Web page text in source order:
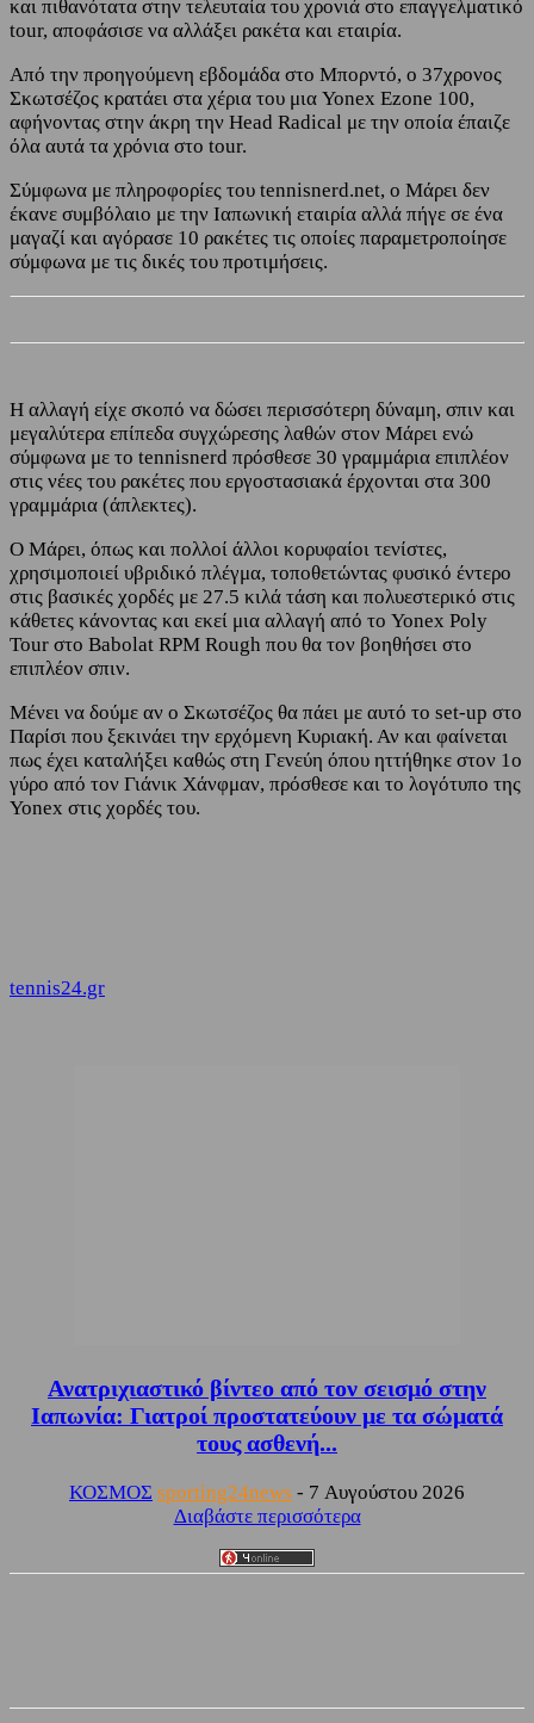
και πιθανότατα στην τελευταία του χρονιά στο επαγγελματικό
tour, αποφάσισε να αλλάξει ρακέτα και εταιρία.
Από την προηγούμενη εβδομάδα στο Μπορντό, ο 37χρονος
Σκωτσέζος κρατάει στα χέρια του μια Yonex Ezone 100,
αφήνοντας στην άκρη την Head Radical με την οποία έπαιζε
όλα αυτά τα χρόνια στο tour.
Σύμφωνα με πληροφορίες του tennisnerd.net, ο Μάρει δεν
έκανε συμβόλαιο με την Ιαπωνική εταιρία αλλά πήγε σε ένα
μαγαζί και αγόρασε 10 ρακέτες τις οποίες παραμετροποίησε
σύμφωνα με τις δικές του προτιμήσεις.
Η αλλαγή είχε σκοπό να δώσει περισσότερη δύναμη, σπιν και
μεγαλύτερα επίπεδα συγχώρεσης λαθών στον Μάρει ενώ
σύμφωνα με το tennisnerd πρόσθεσε 30 γραμμάρια επιπλέον
στις νέες του ρακέτες που εργοστασιακά έρχονται στα 300
γραμμάρια (άπλεκτες).
Ο Μάρει, όπως και πολλοί άλλοι κορυφαίοι τενίστες,
χρησιμοποιεί υβριδικό πλέγμα, τοποθετώντας φυσικό έντερο
στις βασικές χορδές με 27.5 κιλά τάση και πολυεστερικό στις
κάθετες κάνοντας και εκεί μια αλλαγή από το Yonex Poly
Tour στο Babolat RPM Rough που θα τον βοηθήσει στο
επιπλέον σπιν.
Μένει να δούμε αν ο Σκωτσέζος θα πάει με αυτό το set-up στο
Παρίσι που ξεκινάει την ερχόμενη Κυριακή. Αν και φαίνεται
πως έχει καταλήξει καθώς στη Γενεύη όπου ηττήθηκε στον 1ο
γύρο από τον Γιάνικ Χάνφμαν, πρόσθεσε και το λογότυπο της
Yonex στις χορδές του.
tennis24.gr
Ανατριχιαστικό βίντεο από τον σεισμό στην
Ιαπωνία: Γιατροί προστατεύουν με τα σώματά
τους ασθενή...
ΚΟΣΜΟΣ sporting24news - 7 Αυγούστου 2026
Διαβάστε περισσότερα